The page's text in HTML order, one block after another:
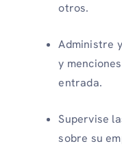
otros.
Administre
y
entrada.
Supervise
sobre su